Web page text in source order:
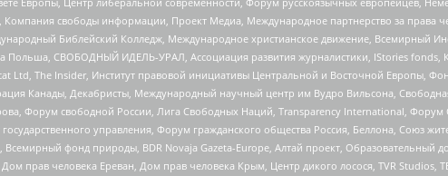
свободы информации, Проект Медиа, Международное партнерство за права
Библейский Колледж, Международное христианское движение, Всемирный
Польша, СВОБОДНЫЙ ИДЕЛЬ-УРАЛ, Ассоциация развития журналистики, IStories
Ltd, The Insider, Институт правовой инициативы Центральной и Восточной Европы,
Канады, Декабристы, Международный научный центр им Вудро Вильсона,
Форум свободной России, Лига Свободных Наций, Transparеncy International,
управления, Форум гражданского общества Россия, Беллона, Союз
Всемирный фонд природы, BDR Novaja Gazeta-Europe, Алтай проект,
прав человека Ереван, Дом прав человека Крым, Центр дикого лосося, TVR